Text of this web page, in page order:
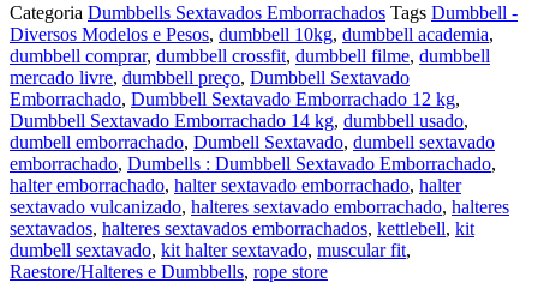
Categoria Dumbbells Sextavados Emborrachados Tags Dumbbell -
Diversos Modelos e Pesos, dumbbell 10kg, dumbbell academia,
dumbbell comprar, dumbbell crossfit, dumbbell filme, dumbbell
mercado livre, dumbbell preço, Dumbbell Sextavado
Emborrachado, Dumbbell Sextavado Emborrachado 12 kg,
Dumbbell Sextavado Emborrachado 14 kg, dumbbell usado,
dumbell emborrachado, Dumbell Sextavado, dumbell sextavado
emborrachado, Dumbells : Dumbbell Sextavado Emborrachado,
halter emborrachado, halter sextavado emborrachado, halter
sextavado vulcanizado, halteres sextavado emborrachado, halteres
sextavados, halteres sextavados emborrachados, kettlebell, kit
dumbell sextavado, kit halter sextavado, muscular fit,
Raestore/Halteres e Dumbbells, rope store